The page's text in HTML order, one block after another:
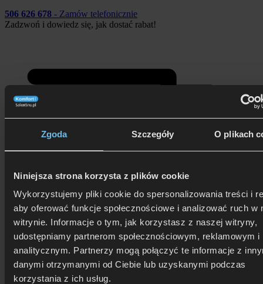
Zgoda Szczegóły O plikach
Niniejsza strona korzysta z plików cookie
Wykorzystujemy pliki cookie do spersonalizowania treści i
aby oferować funkcje społecznościowe i analizować ruch w
witrynie. Informacje o tym, jak korzystasz z naszej witryny,
udostępniamy partnerom społecznościowym, reklamowym i
analitycznym. Partnerzy mogą połączyć te informacje z
danymi otrzymanymi od Ciebie lub uzyskanymi podczas
korzystania z ich usług.
506 626 678 - Zamów telefonicznie
Zadzwoń i dowiedz się, jak dostać rabat!